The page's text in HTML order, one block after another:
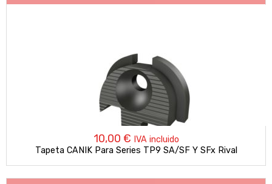
10,00 € IVA incluido
Tapeta CANIK Para Series TP9 SA/SF Y SFx Rival